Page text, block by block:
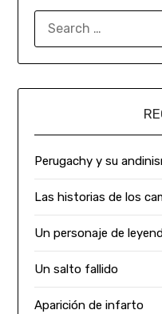
Perugachy y su
Las historias de los
Un personaje de
Un salto fallido
Aparición de infarto